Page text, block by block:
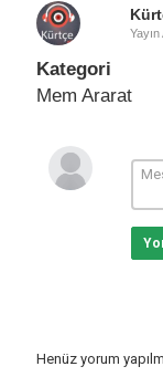
Yayın
Kategori
Mem Ararat
Henüz yorum